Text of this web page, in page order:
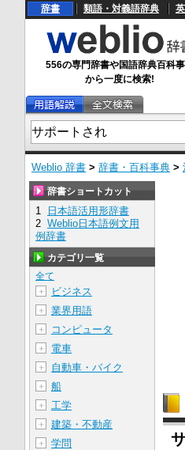
辞書 類語・対義語辞典
556の専門辞書や国語辞典百科
から一度に検索!
Weblio 辞書 > 辞書・百科事典 >
辞書ショートカット
1
日本語活用形辞書
2 Weblio日本語例文用
例辞書
カテゴリ一覧
全て
＋
ビジネス
＋ 業界用語
＋ コンピュータ
＋ 電車
＋ 自動車・バイク
＋ 船
＋ 工学
＋ 建築・不動産
＋ 学問